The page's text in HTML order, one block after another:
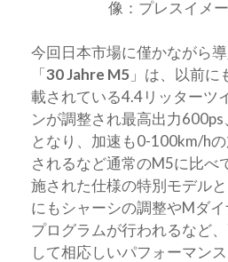
像：プレスイメー
今回日本市場に僅かながら
「30 Jahre M5 」は、以前に
載されている4.4リッターツ
ンが調整され最高出力
となり、加速も0-100km/h
されるなど通常のM5に比べ
施された仕様の特別モデル
にもシャーシの調整やMダ
プログラムが行われるなど
して相応しいパフォーマン